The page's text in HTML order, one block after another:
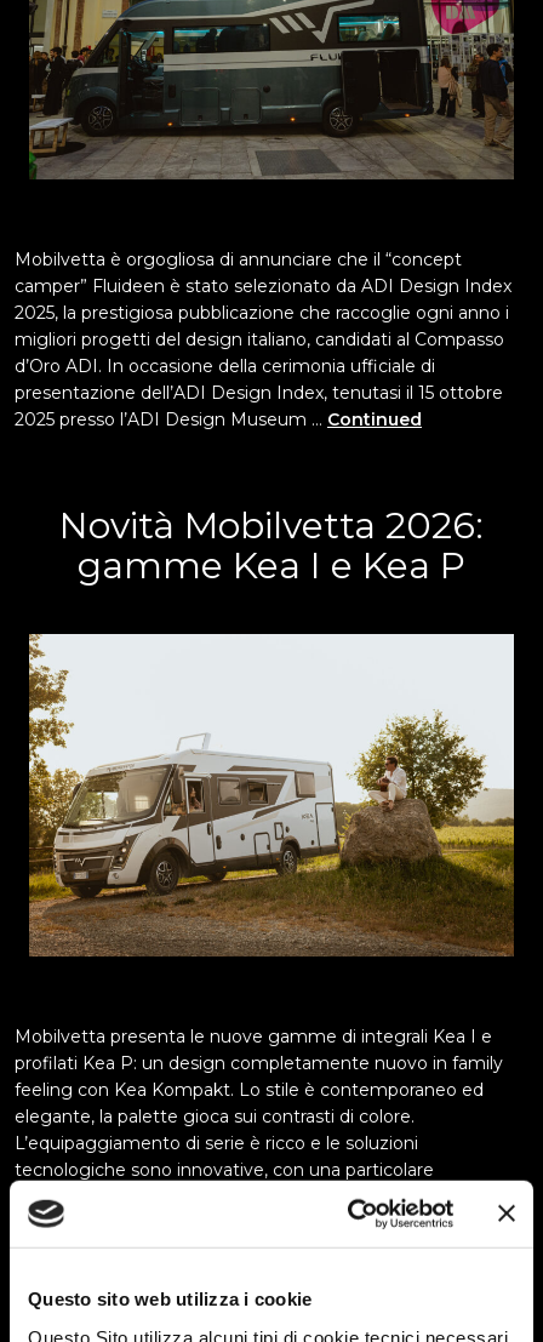
Questo sito web utilizza i cookie
Questo Sito utilizza alcuni tipi di cookie tecnici necessari
Mobilvetta è orgogliosa di annunciare che il “concept
camper” Fluideen è stato selezionato da ADI Design Index
2025, la prestigiosa pubblicazione che raccoglie ogni anno i
migliori progetti del design italiano, candidati al Compasso
d’Oro ADI. In occasione della cerimonia ufficiale di
presentazione dell’ADI Design Index, tenutasi il 15 ottobre
2025 presso l’ADI Design Museum … Continued
Novità Mobilvetta 2026:
gamme Kea I e Kea P
Mobilvetta presenta le nuove gamme di integrali Kea I e
profilati Kea P: un design completamente nuovo in family
feeling con Kea Kompakt. Lo stile è contemporaneo ed
elegante, la palette gioca sui contrasti di colore.
L’equipaggiamento di serie è ricco e le soluzioni
tecnologiche sono innovative, con una particolare
attenzione all’autonomia energetica, idrica e …
Continued
“Quest’estate parti con